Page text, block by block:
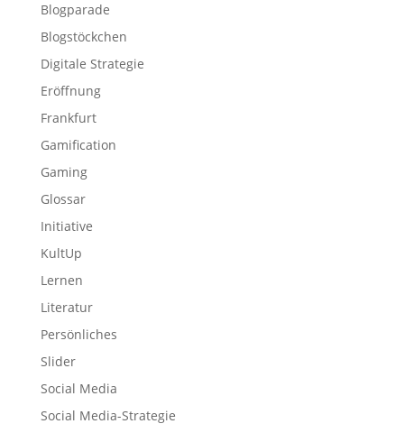
Blogparade
Blogstöckchen
Digitale Strategie
Eröffnung
Frankfurt
Gamification
Gaming
Glossar
Initiative
KultUp
Lernen
Literatur
Persönliches
Slider
Social Media
Social Media-Strategie